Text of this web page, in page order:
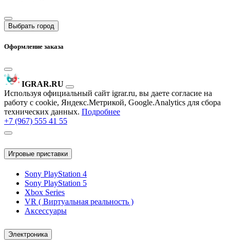
Выбрать город
Оформление заказа
IGRAR.RU
Используя официальный сайт igrar.ru, вы даете согласие на
работу с cookie, Яндекс.Метрикой, Google.Analytics для сбора
технических данных. Подробнее
+7 (967) 555 41 55
Игровые приставки
Sony PlayStation 4
Sony PlayStation 5
Xbox Series
VR ( Виртуальная реальность )
Аксессуары
Электроника